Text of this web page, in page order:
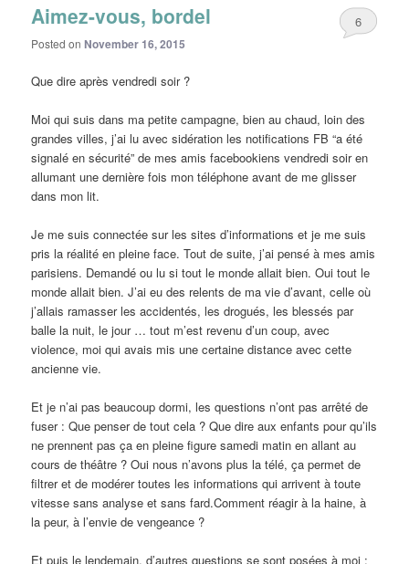
Aimez-vous, bordel
Posted on November 16, 2015
6
Que dire après vendredi soir ?
Moi qui suis dans ma petite campagne, bien au chaud, loin des
grandes villes, j’ai lu avec sidération les notifications FB “a été
signalé en sécurité” de mes amis facebookiens vendredi soir en
allumant une dernière fois mon téléphone avant de me glisser
dans mon lit.
Je me suis connectée sur les sites d’informations et je me suis
pris la réalité en pleine face. Tout de suite, j’ai pensé à mes amis
parisiens. Demandé ou lu si tout le monde allait bien. Oui tout le
monde allait bien. J’ai eu des relents de ma vie d’avant, celle où
j’allais ramasser les accidentés, les drogués, les blessés par
balle la nuit, le jour … tout m’est revenu d’un coup, avec
violence, moi qui avais mis une certaine distance avec cette
ancienne vie.
Et je n’ai pas beaucoup dormi, les questions n’ont pas arrêté de
fuser : Que penser de tout cela ? Que dire aux enfants pour qu’ils
ne prennent pas ça en pleine figure samedi matin en allant au
cours de théâtre ? Oui nous n’avons plus la télé, ça permet de
filtrer et de modérer toutes les informations qui arrivent à toute
vitesse sans analyse et sans fard.Comment réagir à la haine, à
la peur, à l’envie de vengeance ?
Et puis le lendemain, d’autres questions se sont posées à moi :